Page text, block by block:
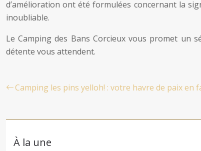
d’amélioration ont été formulées concernant la
inoubliable.
Le Camping des Bans Corcieux vous promet un
détente vous attendent.
Camping les pins yelloh! : votre havre de paix en
À la une